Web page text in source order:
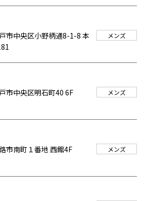
市中央区小野柄通8-1-8 本
メンズ
市中央区明石町40 6F
メンズ
市南町１番地 西館4F
メンズ